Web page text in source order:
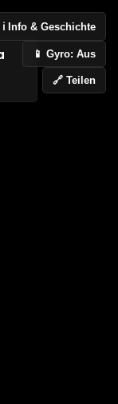
ℹ️ Info & Geschichte
📱 Gyro: Aus
🔗 Teilen